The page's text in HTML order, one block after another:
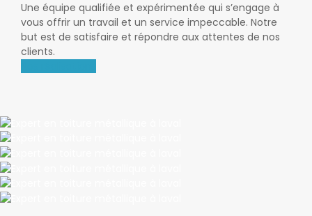
Une équipe qualifiée et expérimentée qui s’engage à
vous offrir un travail et un service impeccable. Notre
but est de satisfaire et répondre aux attentes de nos
clients.